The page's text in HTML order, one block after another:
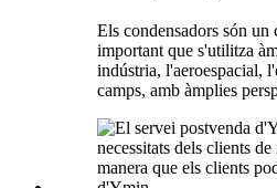
Els condensadors són
important que s'utilitza
indústria, l'aeroespacial,
camps, amb àmplies